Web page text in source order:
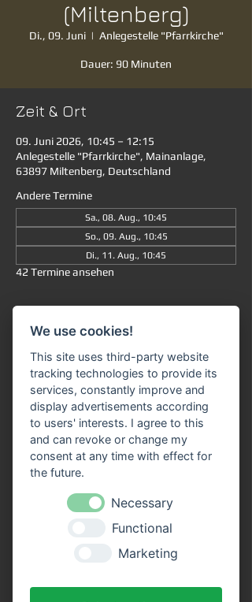
(Miltenberg)
Di., 09. Juni
  |
Anlegestelle "Pfarrkirche"
Dauer: 90 Minuten
Zeit & Ort
09. Juni 2026, 10:45 – 12:15
Anlegestelle "Pfarrkirche", Mainanlage,
63897 Miltenberg, Deutschland
Andere Termine
Sa., 08. Aug., 10:45
So., 09. Aug., 10:45
Di., 11. Aug., 10:45
42 Termine ansehen
10:45 Uhr
: Die Fahrt dauert insgesamt ca.
90 Minuten (ohne Ausstieg) und führt Sie
von Miltenberg über Bürgstadt nach
Freudenberg
und wieder zurück.
Unser Fahrgastschiff "SIVOTA"
verfügt
über zwei großzügige Decks
. Genießen Sie
die Fahrt bei einem kühlen Getränk auf
unserem Freideck. Eine
Streckenerklärung
erhalten Sie auf allen
Schiffen der VPS-Flotte. Unser freundliches
Bordpersonal freut sich schon, Sie an Bord
We use cookies!
This site uses third-party website
tracking technologies to provide its
services, constantly improve and
display advertisements according
to users' interests. I agree to this
and can revoke or change my
consent at any time with effect for
the future.
Necessary
Functional
Marketing